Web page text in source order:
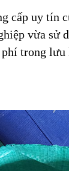
cấp uy tín
vừa sử
trong lưu